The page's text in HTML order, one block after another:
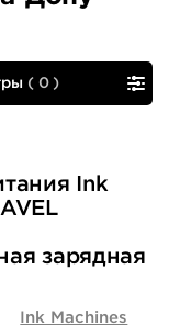
(0 )
Ink
зарядная
Ink Machines